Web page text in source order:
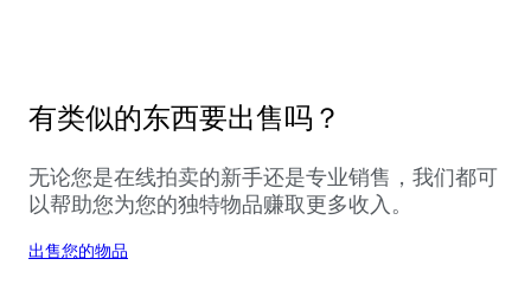
有类似的东西要出售吗？
无论您是在线拍卖的新手还是专业销售，我们都可
以帮助您为您的独特物品赚取更多收入。
出售您的物品